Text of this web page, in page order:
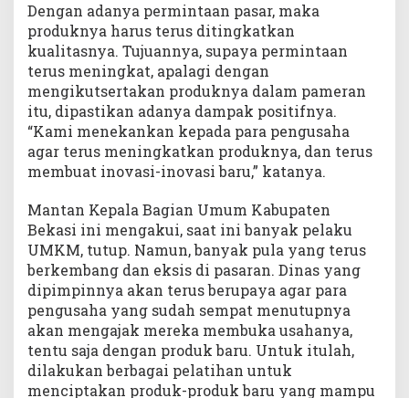
Dengan adanya permintaan pasar, maka
produknya harus terus ditingkatkan
kualitasnya. Tujuannya, supaya permintaan
terus meningkat, apalagi dengan
mengikutsertakan produknya dalam pameran
itu, dipastikan adanya dampak positifnya.
“Kami menekankan kepada para pengusaha
agar terus meningkatkan produknya, dan terus
membuat inovasi-inovasi baru,” katanya.
Mantan Kepala Bagian Umum Kabupaten
Bekasi ini mengakui, saat ini banyak pelaku
UMKM, tutup. Namun, banyak pula yang terus
berkembang dan eksis di pasaran. Dinas yang
dipimpinnya akan terus berupaya agar para
pengusaha yang sudah sempat menutupnya
akan mengajak mereka membuka usahanya,
tentu saja dengan produk baru. Untuk itulah,
dilakukan berbagai pelatihan untuk
menciptakan produk-produk baru yang mampu